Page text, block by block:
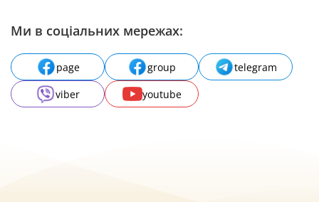
Ми в соціальних мережах:
page group
telegram
viber
youtube